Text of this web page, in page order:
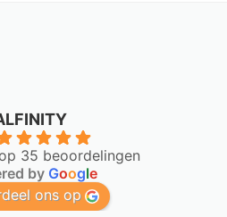
35 beoordelingen
by Google
ons op